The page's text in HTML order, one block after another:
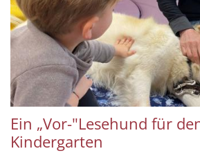
Ein „Vor-"Lesehund für
Kindergarten